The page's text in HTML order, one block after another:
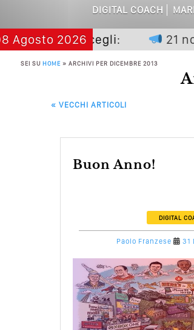
Perché Non
Quali Sono Gli Errori
Come Promuoversi
DIGITAL COACH
Agosto 2026
scegli: 21
SEI SU HOME » ARCHIVI PER DICEMBRE 2013
POST NAVIGATION
« VECCHI ARTICOLI
Buon Anno!
DIGITAL
Paolo Franzese 31